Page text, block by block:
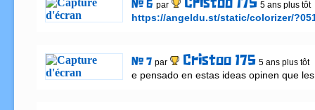
# 6 par Cristoo 175 5 ans plus tôt
https://angeldu.st/static/colorizer/
# 7 par Cristoo 175 5 ans plus tôt
e pensado en estas ideas opinen que